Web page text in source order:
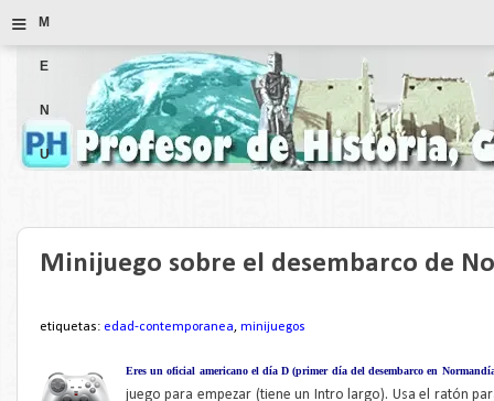
≡ M
E
N
U
Minijuego sobre el desembarco de
etiquetas: edad-contemporanea, minijuegos
Eres un oficial americano el día D (primer día deldesembarco en
juego para empezar (tiene un Intro largo). Usa el ratón